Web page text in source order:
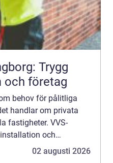
Trygg
och företag
behov för pålitliga
handlar om privata
fastigheter. VVS-
och
02 augusti 2026